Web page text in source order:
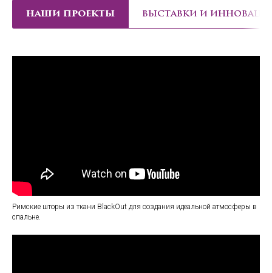
НАШИ ПРОЕКТЫ ВЫСТАВКИ И
Римские шторы из ткани BlackOut для создания идеальной атмосферы в
спальне.